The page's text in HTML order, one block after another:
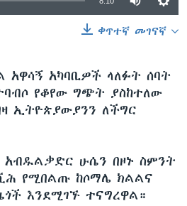
ቀጥተኛ መገናኛ
አዋሳኝ አካባቢዎች ላለፉት ሰባት
የቆየው ግጭት ያስከተለው
ኢትዮጵያውያንን ለችግር
አብዱልቃድር ሁሴን በዞኑ ስምንት
የሚበልጡ ከሶማሌ ክልልና
እንደሚገኙ ተናግረዋል።